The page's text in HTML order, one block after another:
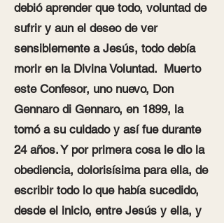
debió aprender que todo, voluntad de
sufrir y aun el deseo de ver
sensiblemente a Jesús, todo debía
morir en la Divina Voluntad. Muerto
este Confesor, uno nuevo, Don
Gennaro di Gennaro, en 1899, la
tomó a su cuidado y así fue durante
24 años. Y por primera cosa le dio la
obediencia, dolorisísima para ella, de
escribir todo lo que había sucedido,
desde el inicio, entre Jesús y ella, y